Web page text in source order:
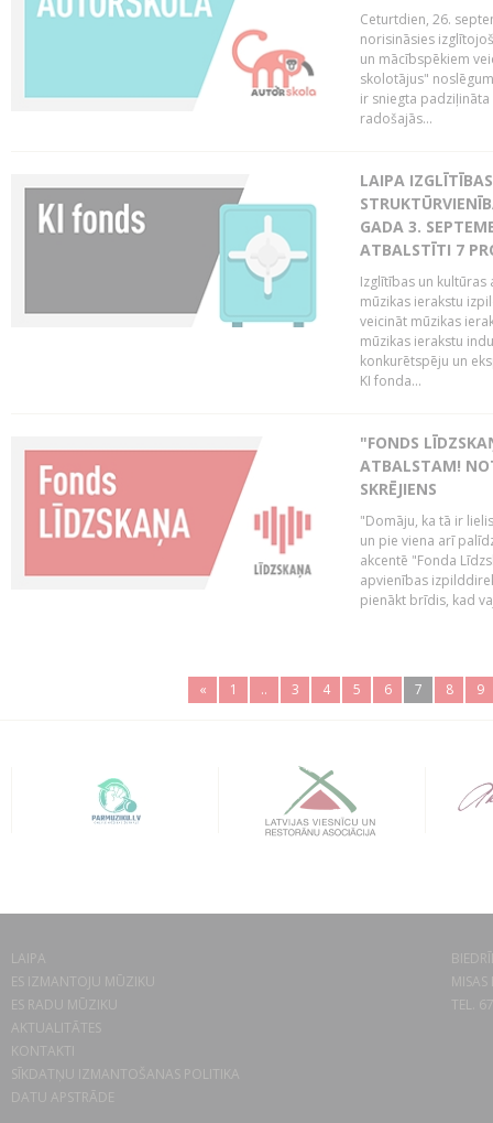
Ceturtdien, 26.
norisināsies
un mācībspēkiem
skolotājus"
ir sniegta
radošajās...
LAIPA
GADA 3.
ATBALSTĪTI 7
Izglītības un
mūzikas ierakstu
veicināt mūzikas
mūzikas ierakstu
konkurētspēju un
KI fonda...
"FONDS
ATBALSTAM!
SKRĒJIENS
"Domāju, ka tā ir
un pie viena arī
akcentē "Fonda
apvienības
pienākt brīdis, kad
« 1 .. 3 4 5 6 7 8 9
LAIPA
ES IZMANTOJU MŪZIKU
ES RADU MŪZIKU
AKTUALITĀTES
KONTAKTI
SĪKDATŅU IZMANTOŠANAS POLITIKA
DATU APSTRĀDE
TEL.